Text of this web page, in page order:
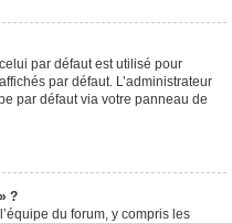
par défaut est utilisé pour
par défaut. L’administrateur
par défaut via votre panneau de
?
du forum, y compris les